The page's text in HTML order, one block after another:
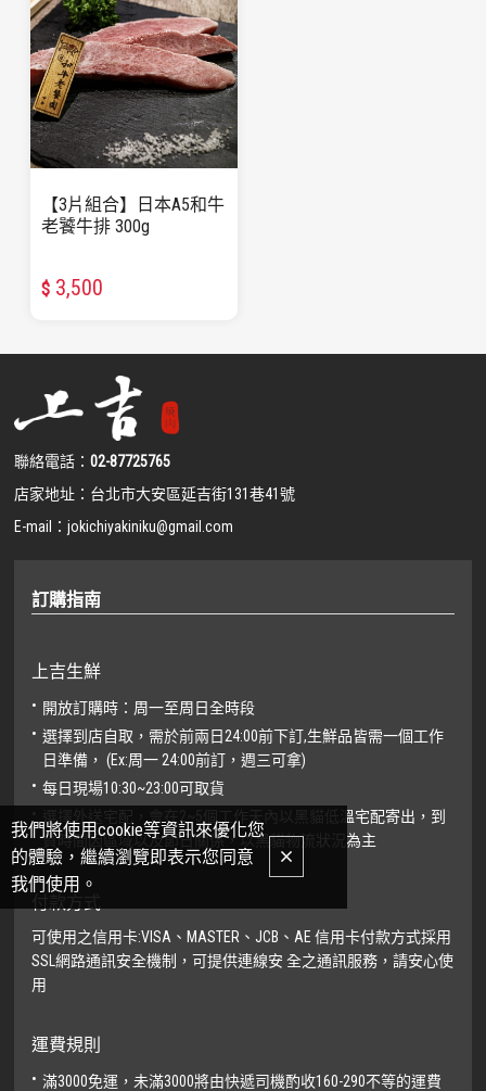
【3片組合】日本A5和牛
老饕牛排 300g
$ 3,500
聯絡電話：02-87725765
店家地址： 台北市大安區延吉街131巷41號
E-mail：jokichiyakiniku@gmail.com
訂購指南
上吉生鮮
開放訂購時：周一至周日全時段
選擇到店自取，需於前兩日24:00前下訂,生鮮品皆需一個工作
日準備， (Ex:周一 24:00前訂，週三可拿)
每日現場10:30~23:00可取貨
選擇外送宅配，會在2~5個工作天內以黑貓低溫宅配寄出，到
貨時間因區域以及節日關係，以黑貓物流狀況為主
可使用之信用卡:VISA、MASTER、JCB、AE 信用卡付款方式採用
SSL網路通訊安全機制，可提供連線安 全之通訊服務，請安心使
用
運費規則
滿3000免運，未滿3000將由快遞司機酌收160-290不等的運費
我們將使用cookie等資訊來優化您
的體驗，繼續瀏覽即表示您同意
我們使用。